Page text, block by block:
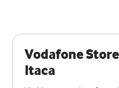
Vodafone Store |
Itaca